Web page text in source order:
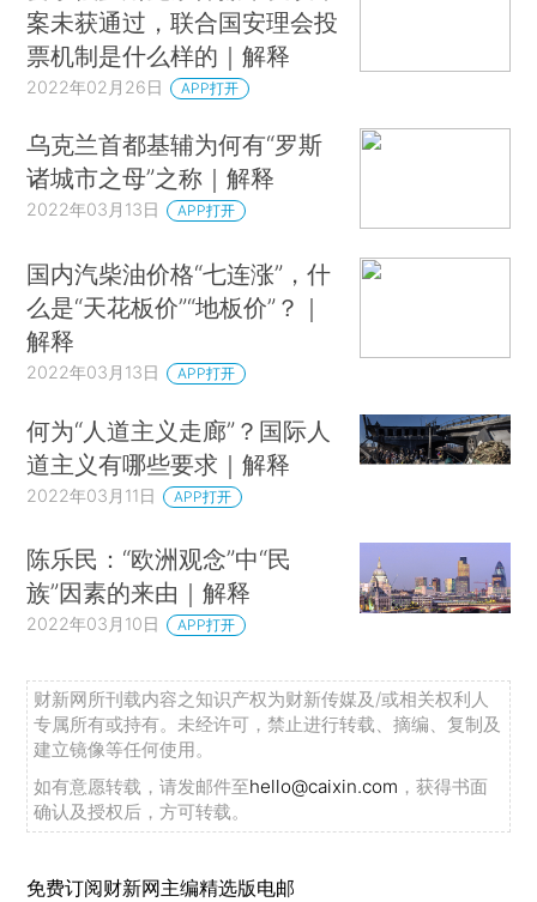
案未获通过，联合国安理会投
票机制是什么样的｜解释
2022年02月26日 APP打开
乌克兰首都基辅为何有“罗斯
诸城市之母”之称｜解释
2022年03月13日 APP打开
国内汽柴油价格“七连涨”，什
么是“天花板价”“地板价”？｜
解释
2022年03月13日 APP打开
何为“人道主义走廊”？国际人
道主义有哪些要求｜解释
2022年03月11日 APP打开
陈乐民：“欧洲观念”中“民
族”因素的来由｜解释
2022年03月10日 APP打开
财新网所刊载内容之知识产权为财新传媒及/或相关权利人
专属所有或持有。未经许可，禁止进行转载、摘编、复制及
建立镜像等任何使用。
如有意愿转载，请发邮件至hello@caixin.com ，获得书面
确认及授权后，方可转载。
免费订阅财新网主编精选版电邮